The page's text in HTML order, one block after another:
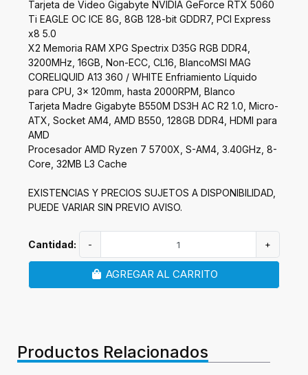
Tarjeta de Video Gigabyte NVIDIA GeForce RTX 5060
Ti EAGLE OC ICE 8G, 8GB 128-bit GDDR7, PCI Express
x8 5.0
X2 Memoria RAM XPG Spectrix D35G RGB DDR4,
3200MHz, 16GB, Non-ECC, CL16, BlancoMSI MAG
CORELIQUID A13 360 / WHITE Enfriamiento Líquido
para CPU, 3x 120mm, hasta 2000RPM, Blanco
Tarjeta Madre Gigabyte B550M DS3H AC R2 1.0, Micro-
ATX, Socket AM4, AMD B550, 128GB DDR4, HDMI para
AMD
Procesador AMD Ryzen 7 5700X, S-AM4, 3.40GHz, 8-
Core, 32MB L3 Cache
EXISTENCIAS Y PRECIOS SUJETOS A DISPONIBILIDAD,
PUEDE VARIAR SIN PREVIO AVISO.
Cantidad: - +
AGREGAR AL CARRITO
Productos Relacionados